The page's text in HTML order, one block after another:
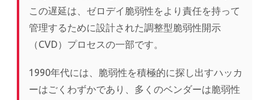
この遅延は、ゼロデイ脆弱性をより責任を持って
管理するために設計された調整型脆弱性開示
（CVD）プロセスの一部です。
1990年代には、脆弱性を積極的に探し出すハッカ
ーはごくわずかであり、多くのベンダーは脆弱性